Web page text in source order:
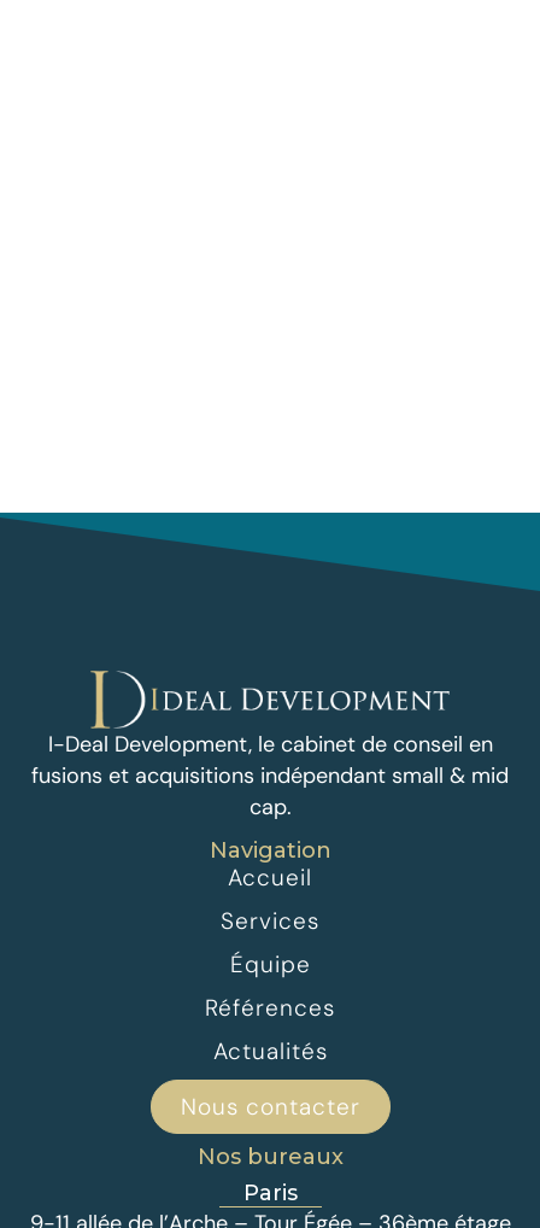
I-Deal Development, le cabinet de conseil en
fusions et acquisitions indépendant small & mid
cap.
Navigation
Accueil
Services
Équipe
Références
Actualités
Nous contacter
Nos bureaux
Paris